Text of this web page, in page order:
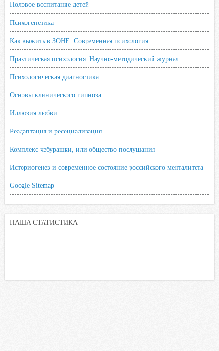
Половое воспитание детей
Психогенетика
Как выжить в ЗОНЕ. Современная психология.
Практическая психология. Научно-методический журнал
Психологическая диагностика
Основы клинического гипноза
Иллюзия любви
Реадаптация и ресоциализация
Комплекс чебурашки, или общество послушания
Историогенез и современное состояние российского менталитета
Google Sitemap
НАША СТАТИСТИКА